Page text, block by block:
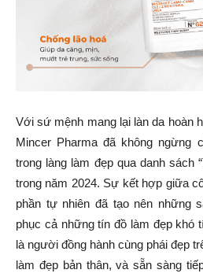
Với sứ mệnh mang lại làn da hoàn
Mincer Pharma đã không ngừng
trong làng làm đẹp qua danh sách
trong năm 2024. Sự kết hợp giữa
phần tự nhiên đã tạo nên những
phục cả những tín đồ làm đẹp khó
là người đồng hành cùng phái đẹp
làm đẹp bản thân, và sẵn sàng